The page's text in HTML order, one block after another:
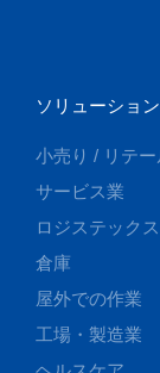
ソリューション
小売り / リテー
サービス業
ロジステック
倉庫
屋外での作業
工場・製造業